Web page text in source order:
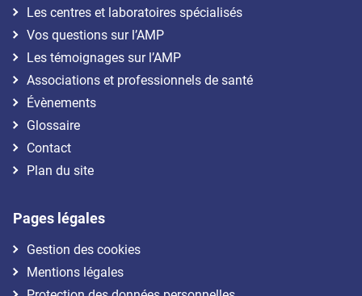
Les centres et laboratoires spécialisés
Vos questions sur l’AMP
Les témoignages sur l’AMP
Associations et professionnels de santé
Évènements
Glossaire
Contact
Plan du site
Pages légales
Gestion des cookies
Mentions légales